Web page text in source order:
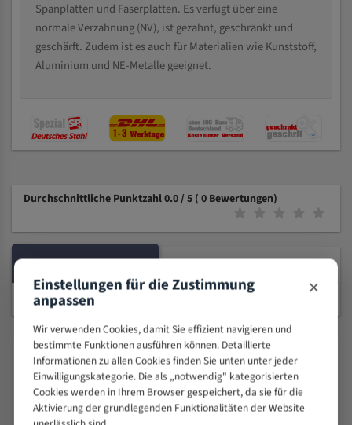
Spanplatten und Faserplatten. Es verfügt über eine
normale Verzahnung (NV), ist gezahnt, geschränkt und
geschärft. Zudem ist es auch für Materialien wie Kunststoff,
Aluminium und NE-Metalle geeignet.
Durchschnittliche Punktzahl 0.0 / 5 ( 0 Bewertungen)
PRODUKTBESCHREIBUNG
Produktsicherheit & Herstellerangaben
Angaben gemäß EU-Produktsicherheitsverordnung (GPSR, Verordnung
(EU) 2023/988, Art. 19).
Einstellungen für die Zustimmung
anpassen ×
Wir verwenden Cookies, damit Sie effizient navigieren und
bestimmte Funktionen ausführen können. Detaillierte
Informationen zu allen Cookies finden Sie unten unter jeder
Einwilligungskategorie. Die als „notwendig" kategorisierten
Cookies werden in Ihrem Browser gespeichert, da sie für die
Aktivierung der grundlegenden Funktionalitäten der Website